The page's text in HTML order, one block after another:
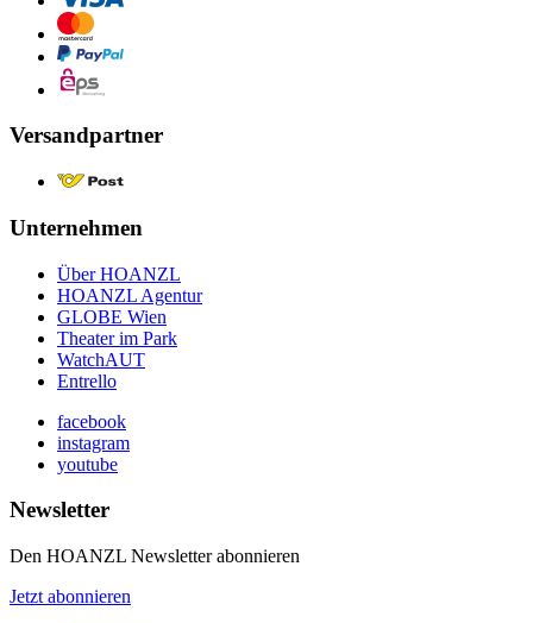
Versandpartner
Unternehmen
Über HOANZL
HOANZL Agentur
GLOBE Wien
Theater im Park
WatchAUT
Entrello
facebook
instagram
youtube
Newsletter
Den HOANZL Newsletter abonnieren
Jetzt abonnieren